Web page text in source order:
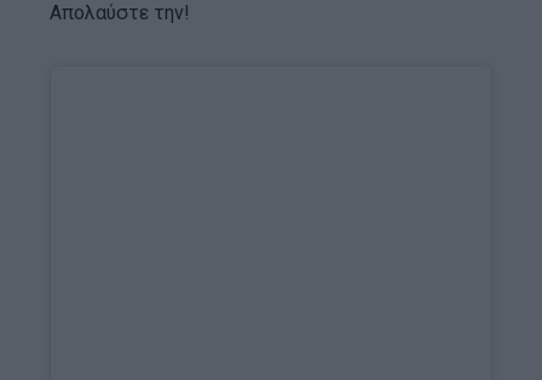
Απολαύστε την!